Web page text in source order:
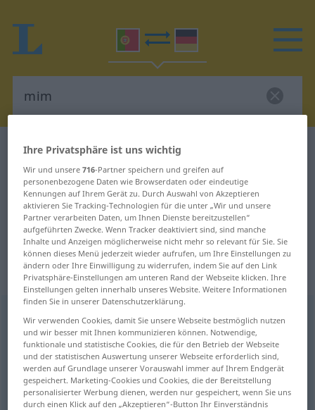
Portugiesisch-Deutsch Wörterbuch
Portugiesisch-Deutsch
Übersetzung für "mim"
"mim" Deutsch Übersetzung
„mim“: pronome
mim pron
Übersicht aller Übersetzungen
(Für mehr Details die Übersetzung anklicken/antippen)
mir, mich
Ihre Privatsphäre ist uns wichtig
Wir und unsere716-Partner speichern und greifen auf
personenbezogene Daten wie Browserdaten oder eindeutige
Kennungen auf Ihrem Gerät zu. Durch Auswahl von Akzeptieren
aktivieren Sie Tracking-Technologien für die unter „Wir und unsere
Partner verarbeiten Daten, um Ihnen Dienste bereitzustellen“
aufgeführten Zwecke. Wenn Tracker deaktiviert sind, sind manche
Inhalte und Anzeigen möglicherweise nicht mehr so relevant für Sie. Sie
können dieses Menü jederzeit wieder aufrufen, um Ihre Einstellungen zu
ändern oder Ihre Einwilligung zu widerrufen, indem Sie auf den Link
Privatsphäre-Einstellungen am unteren Rand der Webseite klicken. Ihre
Einstellungen gelten innerhalb unseres Website. Weitere Informationen
finden Sie in unserer Datenschutzerklärung.
Wir verwenden Cookies, damit Sie unsere Webseite bestmöglich nutzen
und wir besser mit Ihnen kommunizieren können. Notwendige,
funktionale und statistische Cookies, die für den Betrieb der Webseite
und der statistischen Auswertung unserer Webseite erforderlich sind,
werden auf Grundlage unserer Vorauswahl immer auf Ihrem Endgerät
gespeichert. Marketing-Cookies und Cookies, die der Bereitstellung
personalisierter Werbung dienen, werden nur gespeichert, wenn Sie uns
durch einen Klick auf den „Akzeptieren“-Button Ihr Einverständnis